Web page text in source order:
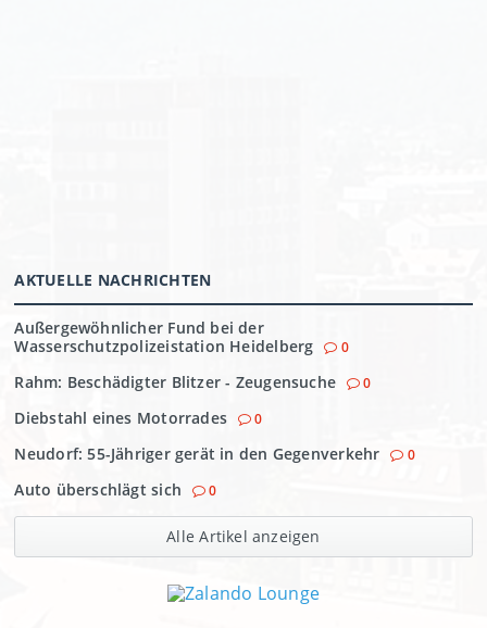
AKTUELLE NACHRICHTEN
Außergewöhnlicher Fund bei der
Wasserschutzpolizeistation Heidelberg
0
Rahm: Beschädigter Blitzer - Zeugensuche 0
Diebstahl eines Motorrades 0
Neudorf: 55-Jähriger gerät in den Gegenverkehr 0
Auto überschlägt sich 0
Alle Artikel anzeigen